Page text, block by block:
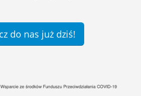
do nas już dziś!